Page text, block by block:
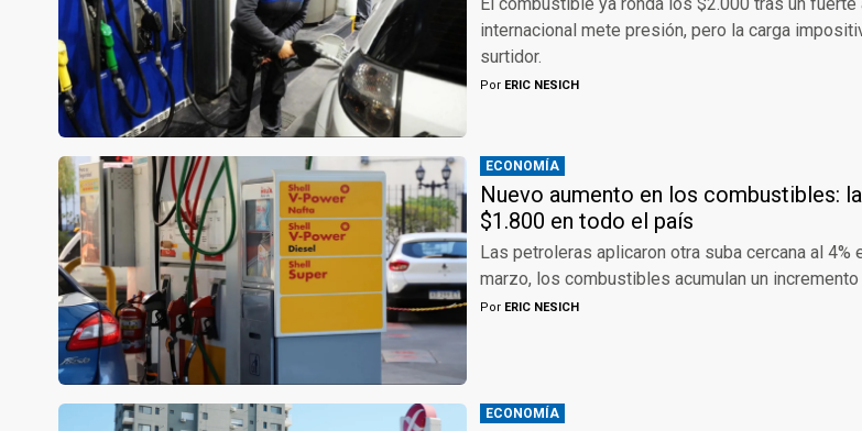
internacional mete presión, pero la carga
surtidor.
Por ERIC NESICH
ECONOMÍA
Nuevo aumento en los combustibles:
$1.800 en todo el país
Las petroleras aplicaron otra suba cercana al 4%
marzo, los combustibles acumulan un incremento
Por ERIC NESICH
ECONOMÍA